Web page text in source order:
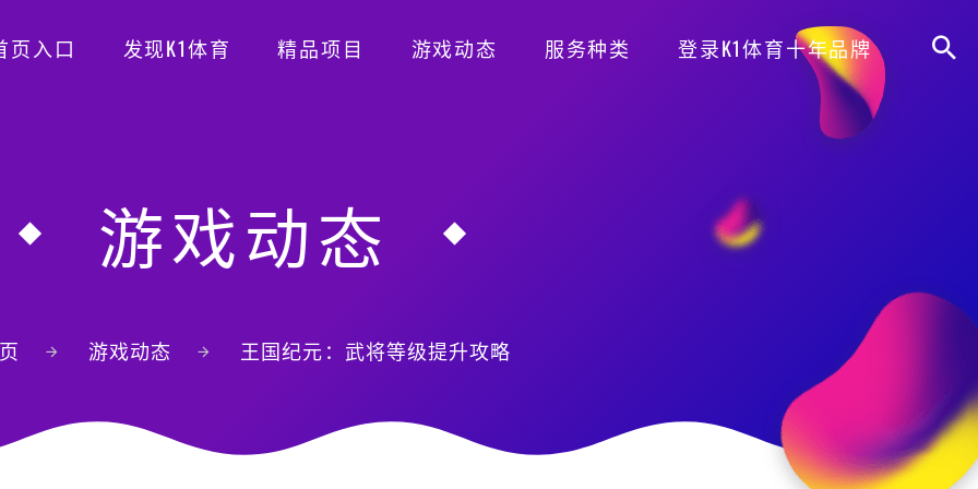
页入口 发现K1体育 精品项目 游戏动态 服务种类 登录K1体育十年品牌
游戏动态
游戏动态 王国纪元：武将等级提升攻略